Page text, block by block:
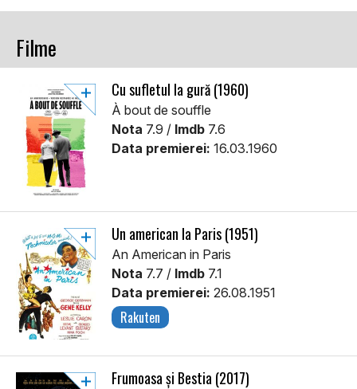
Filme
Cu sufletul la gură (1960)
À bout de souffle
Nota 7.9 / Imdb 7.6
Data premierei: 16.03.1960
Un american la Paris (1951)
An American in Paris
Nota 7.7 / Imdb 7.1
Data premierei: 26.08.1951
Rakuten
Frumoasa şi Bestia (2017)